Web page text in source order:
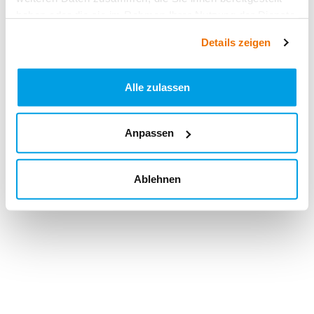
Details zeigen
Alle zulassen
Anpassen
Ablehnen